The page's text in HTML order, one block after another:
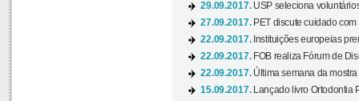
29.09.2017. USP seleciona
27.09.2017. PET discute cuidado
22.09.2017. Instituições europeias
22.09.2017. FOB realiza Fórum de
22.09.2017. Última semana da mostra
15.09.2017.
Lançado livro Ortodontia